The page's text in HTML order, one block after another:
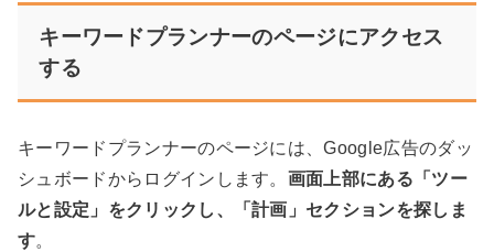
キーワードプランナーのページにアクセス
する
キーワードプランナーのページには、Google広告のダッ
シュボードからログインします。 画面上部にある「ツー
ルと設定」をクリックし、「計画」セクションを探しま
す。